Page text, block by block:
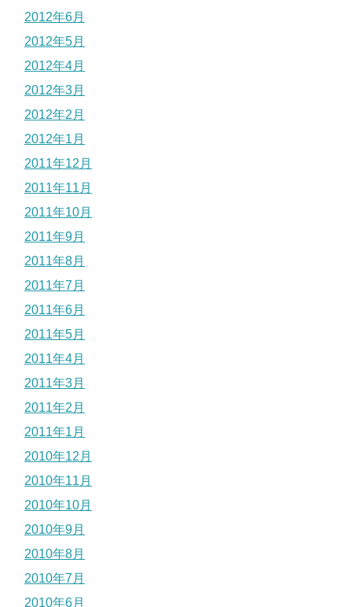
2012年6月
2012年5月
2012年4月
2012年3月
2012年2月
2012年1月
2011年12月
2011年11月
2011年10月
2011年9月
2011年8月
2011年7月
2011年6月
2011年5月
2011年4月
2011年3月
2011年2月
2011年1月
2010年12月
2010年11月
2010年10月
2010年9月
2010年8月
2010年7月
2010年6月